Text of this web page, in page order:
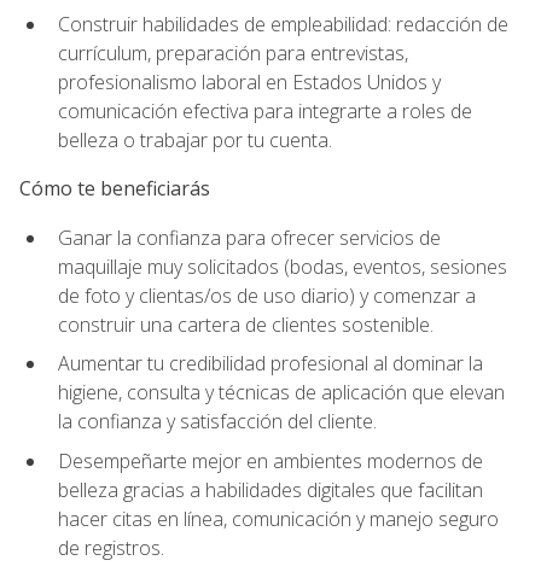
Construir habilidades de empleabilidad: redacción de
currículum, preparación para entrevistas,
profesionalismo laboral en Estados Unidos y
comunicación efectiva para integrarte a roles de
belleza o trabajar por tu cuenta.
Cómo te beneficiarás
Ganar la confianza para ofrecer servicios de
maquillaje muy solicitados (bodas, eventos, sesiones
de foto y clientas/os de uso diario) y comenzar a
construir una cartera de clientes sostenible.
Aumentar tu credibilidad profesional al dominar la
higiene, consulta y técnicas de aplicación que elevan
la confianza y satisfacción del cliente.
Desempeñarte mejor en ambientes modernos de
belleza gracias a habilidades digitales que facilitan
hacer citas en línea, comunicación y manejo seguro
de registros.